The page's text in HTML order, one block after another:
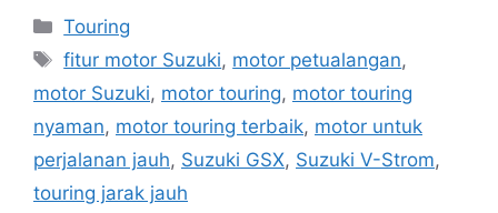
Kategori
Touring
Tag
fitur motor Suzuki, motor petualangan,
motor Suzuki, motor touring, motor touring
nyaman, motor touring terbaik, motor untuk
perjalanan jauh, Suzuki GSX, Suzuki V-Strom,
touring jarak jauh